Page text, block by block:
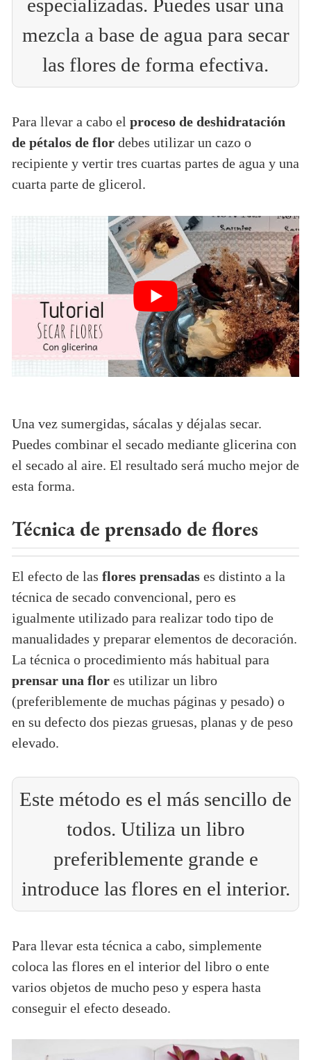
especializadas. Puedes usar una
mezcla a base de agua para secar
las flores de forma efectiva.
Para llevar a cabo el proceso de deshidratación
de pétalos de flor debes utilizar un cazo o
recipiente y vertir tres cuartas partes de agua y una
cuarta parte de glicerol.
Una vez sumergidas, sácalas y déjalas secar.
Puedes combinar el secado mediante glicerina con
el secado al aire. El resultado será mucho mejor de
esta forma.
Técnica de prensado de flores
El efecto de las flores prensadas es distinto a la
técnica de secado convencional, pero es
igualmente utilizado para realizar todo tipo de
manualidades y preparar elementos de decoración.
La técnica o procedimiento más habitual para
prensar una flor es utilizar un libro
(preferiblemente de muchas páginas y pesado) o
en su defecto dos piezas gruesas, planas y de peso
elevado.
Este método es el más sencillo de
todos. Utiliza un libro
preferiblemente grande e
introduce las flores en el interior.
Para llevar esta técnica a cabo, simplemente
coloca las flores en el interior del libro o ente
varios objetos de mucho peso y espera hasta
conseguir el efecto deseado.